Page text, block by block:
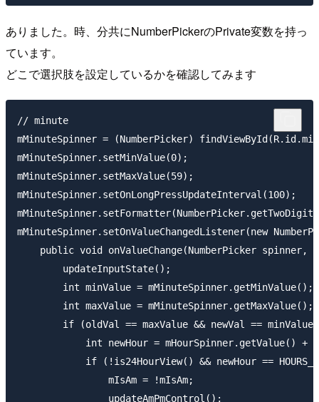
ありました。時、分共にNumberPickerのPrivate変数を持っ
ています。
どこで選択肢を設定しているかを確認してみます
// minute
mMinuteSpinner = (NumberPicker)
mMinuteSpinner.setMinValue(0);
mMinuteSpinner.setMaxValue(59);
mMinuteSpinner.setOnLongPressUpdateInterval(100);
mMinuteSpinner.setOnValueChangedListener(new
public void onValueChange(NumberPicker spinner,
        updateInputState();
        int minValue = mMinuteSpinner.getMinValue();
        int maxValue = mMinuteSpinner.getMaxValue();
if (oldVal == maxValue && newVal ==
int newHour = mHourSpinner.getValue() +
if (!is24HourView() && newHour ==
                mIsAm = !mIsAm;
                updateAmPmControl();